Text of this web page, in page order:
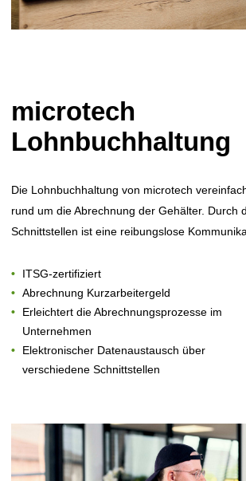
microtech
Lohnbuchhaltung
Die Lohnbuchhaltung von microtech
rund um die Abrechnung der Gehälter. Durch
Schnittstellen ist eine reibungslose
ITSG-zertifiziert
Abrechnung Kurzarbeitergeld
Erleichtert die Abrechnungsprozesse im
Unternehmen
Elektronischer Datenaustausch über
verschiedene Schnittstellen